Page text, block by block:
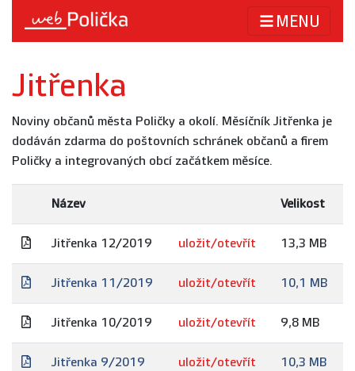
MENU
Jitřenka
Noviny občanů města Poličky a okolí. Měsíčník Jitřenka je
dodáván zdarma do poštovních schránek občanů a firem
Poličky a integrovaných obcí začátkem měsíce.
Název Velikost
Jitřenka 12/2019 uložit/otevřít 13,3 MB
Jitřenka 11/2019 uložit/otevřít 10,1 MB
Jitřenka 10/2019 uložit/otevřít 9,8 MB
Jitřenka 9/2019 uložit/otevřít 10,3 MB